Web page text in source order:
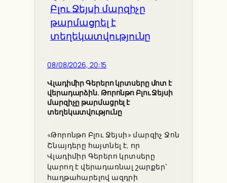
08/08/2026, 20:15
Վլադիմիր Գերերո կրտսերը մոտ է
վերադարձին. Թորոնթո Բլու Ջեյսի
մարզիչը թարմացրել է
տեղեկատվությունը
«Թորոնթո Բլու Ջեյսի» մարզիչ Ջոն
Շնայդերը հայտնել է, որ
Վլադիմիր Գերերո կրտսերը
կարող է վերադառնալ շարքեր՝
հաղթահարելով ազդրի